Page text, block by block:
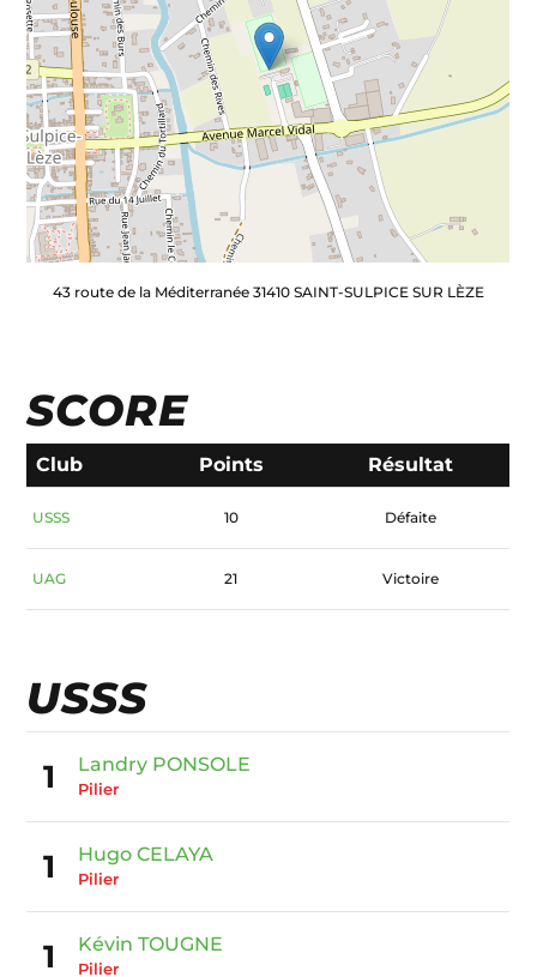
43 route de la Méditerranée 31410 SAINT-SULPICE SUR LÈZE
SCORE
Club Points Résultat
USSS 10 Défaite
UAG 21 Victoire
USSS
1 Landry PONSOLE
Pilier
1 Hugo CELAYA
Pilier
1 Kévin TOUGNE
Pilier